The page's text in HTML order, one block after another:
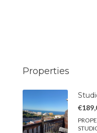
Properties